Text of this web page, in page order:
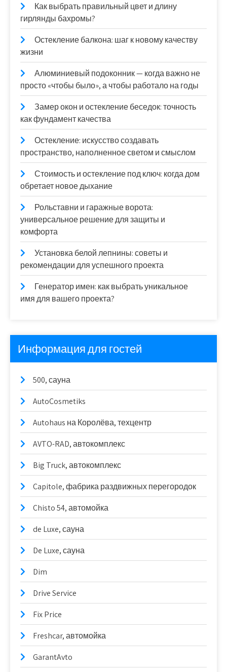
Как выбрать правильный цвет и длину
гирлянды бахромы?
Остекление балкона: шаг к новому качеству
жизни
Алюминиевый подоконник — когда важно не
просто «чтобы было», а чтобы работало на годы
Замер окон и остекление беседок: точность
как фундамент качества
Остекление: искусство создавать
пространство, наполненное светом и смыслом
Стоимость и остекление под ключ: когда дом
обретает новое дыхание
Рольставни и гаражные ворота:
универсальное решение для защиты и
комфорта
Установка белой лепнины: советы и
рекомендации для успешного проекта
Генератор имен: как выбрать уникальное
имя для вашего проекта?
Информация для гостей
500, сауна
AutoCosmetiks
Autohaus на Королёва, техцентр
AVTO-RAD, автокомплекс
Big Truck, автокомплекс
Capitole, фабрика раздвижных перегородок
Chisto 54, автомойка
de Luxe, сауна
De Luxe, сауна
Dim
Drive Service
Fix Price
Freshcar, автомойка
GarantAvto